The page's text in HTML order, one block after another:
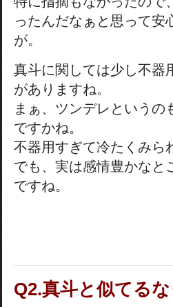
ったんだなぁと思って安
が。
真斗に関しては少し不器
がありますね。
まぁ、ツンデレという
ですかね。
不器用すぎて冷たくみら
でも、実は感情豊かなと
ですね。
Q2.真斗と似てる